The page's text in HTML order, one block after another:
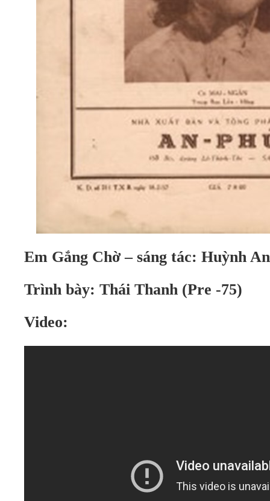
Em Gắng Chờ – sáng tác: Huỳnh
Trình bày: Thái Thanh (Pre -75)
Video: